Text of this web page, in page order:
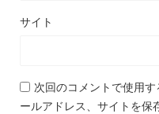
サイト
次回のコメントで使用
ールアドレス、サイトを保